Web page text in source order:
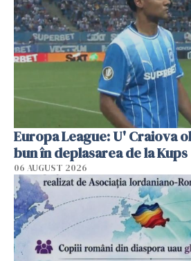
Europa League: U' Craiova
bun în deplasarea de la Kups
06 AUGUST 2026